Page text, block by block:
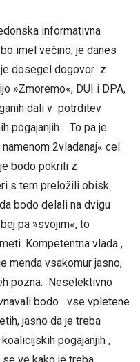
informativna
imel večino, je danes
dosegel dogovor z
»Zmoremo«, DUI i DPA,
dali v potrditev
pogajanjih. To pa je
2vladanaj« cel
bodo pokrili z
s tem preložili obisk
bodo delali na dvigu
pa »svojim«, to
Kompetentna vlada ,
menda vsakomur jasno,
pozna. Neselektivno
bodo vse vpletene
jasno da je treba
pogajanjih ,